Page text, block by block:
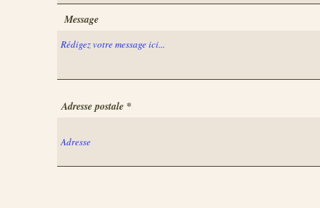
Message
Adresse postale